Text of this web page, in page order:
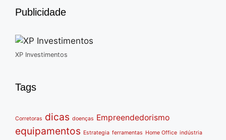
Publicidade
XP Investimentos
Tags
Corretoras dicas doenças Empreendedorismo
equipamentos Estrategia ferramentas Home Office indústria